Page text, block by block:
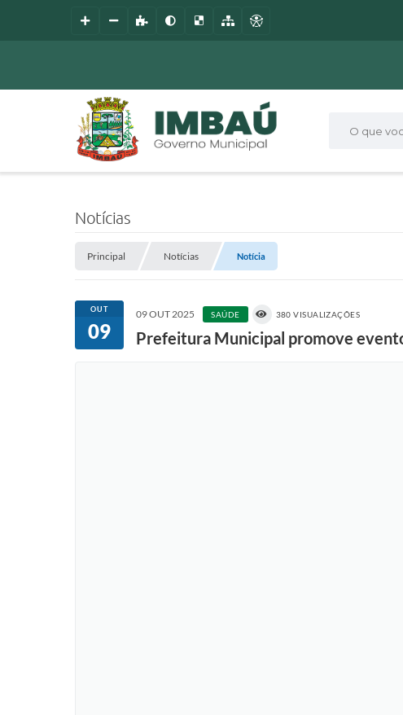
O que você
Notícias
Principal Notícias Notícia
OUT
09
09 OUT 2025 SAÚDE 380 VISUALIZAÇÕES
Prefeitura Municipal promove